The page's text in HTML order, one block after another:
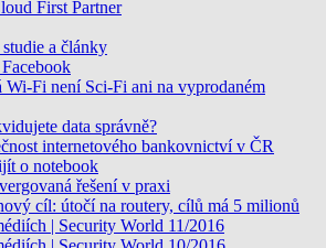
First Partner
a články
Wi-Fi není Sci-Fi ani na vyprodaném
data správně?
internetového bankovnictví v ČR
o notebook
řešení v praxi
cíl: útočí na routery, cílů má 5 milionů
| Security World 11/2016